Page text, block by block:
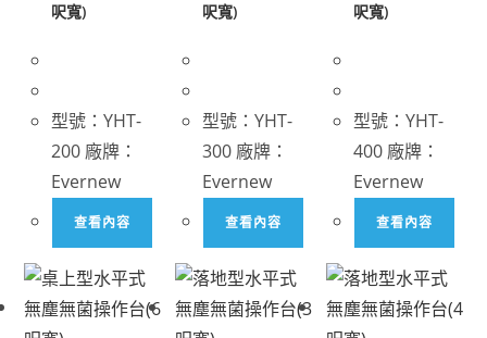
呎寬)
型號：YHT-
200 廠牌：
Evernew
查看內容
呎寬)
型號：YHT-
300 廠牌：
Evernew
查看內容
呎寬)
型號：YHT-
400 廠牌：
Evernew
查看內容